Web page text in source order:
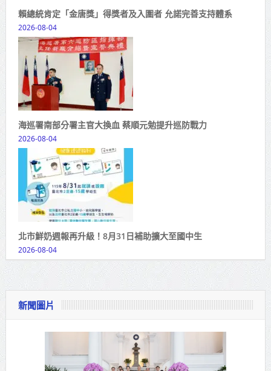
賴總統肯定「金唐獎」得獎者及入圍者 允諾完善支持體系
2026-08-04
海巡署南部分署主官大換血 蔡順元勉提升巡防戰力
2026-08-04
北市鮮奶週報再升級！8月31日補助擴大至國中生
2026-08-04
新聞圖片